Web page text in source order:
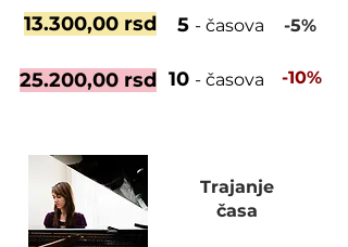
13.300,00 rsd 5 - časova -5%
25.200,00 rsd 10 - časova -10%
Trajanje
časa